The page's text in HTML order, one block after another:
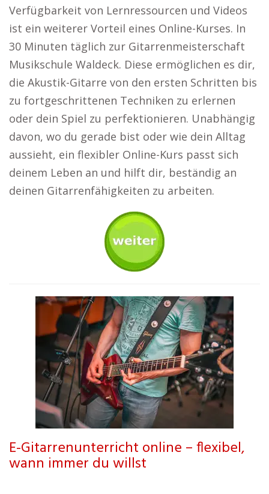
Verfügbarkeit von Lernressourcen und Videos
ist ein weiterer Vorteil eines Online-Kurses. In
30 Minuten täglich zur Gitarrenmeisterschaft
Musikschule Waldeck. Diese ermöglichen es dir,
die Akustik-Gitarre von den ersten Schritten bis
zu fortgeschrittenen Techniken zu erlernen
oder dein Spiel zu perfektionieren. Unabhängig
davon, wo du gerade bist oder wie dein Alltag
aussieht, ein flexibler Online-Kurs passt sich
deinem Leben an und hilft dir, beständig an
deinen Gitarrenfähigkeiten zu arbeiten.
E-Gitarrenunterricht online – flexibel,
wann immer du willst